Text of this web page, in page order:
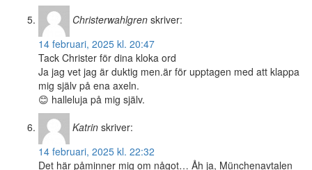
Christerwahlgren skriver:
14 februari, 2025 kl. 20:47
Tack Christer för dina kloka ord
Ja jag vet jag är duktig men.är för upptagen med att klappa
mig själv på ena axeln.
😊 halleluja på mig själv.
Katrin skriver:
14 februari, 2025 kl. 22:32
Det här påminner mig om något… Åh ja, Münchenavtalen